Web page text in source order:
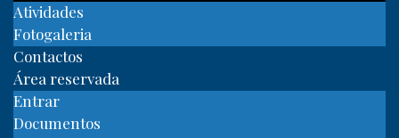
Atividades
Fotogaleria
Contactos
Área reservada
Entrar
Documentos